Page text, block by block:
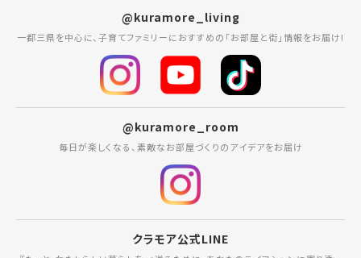
@kuramore_living
一都三県を中心に、子育てファミリーにおすすめの「お部屋と街」情報をお届け!
@kuramore_room
毎日が楽しくなる、素敵なお部屋づくりのアイデアをお届け
クラモア公式LINE